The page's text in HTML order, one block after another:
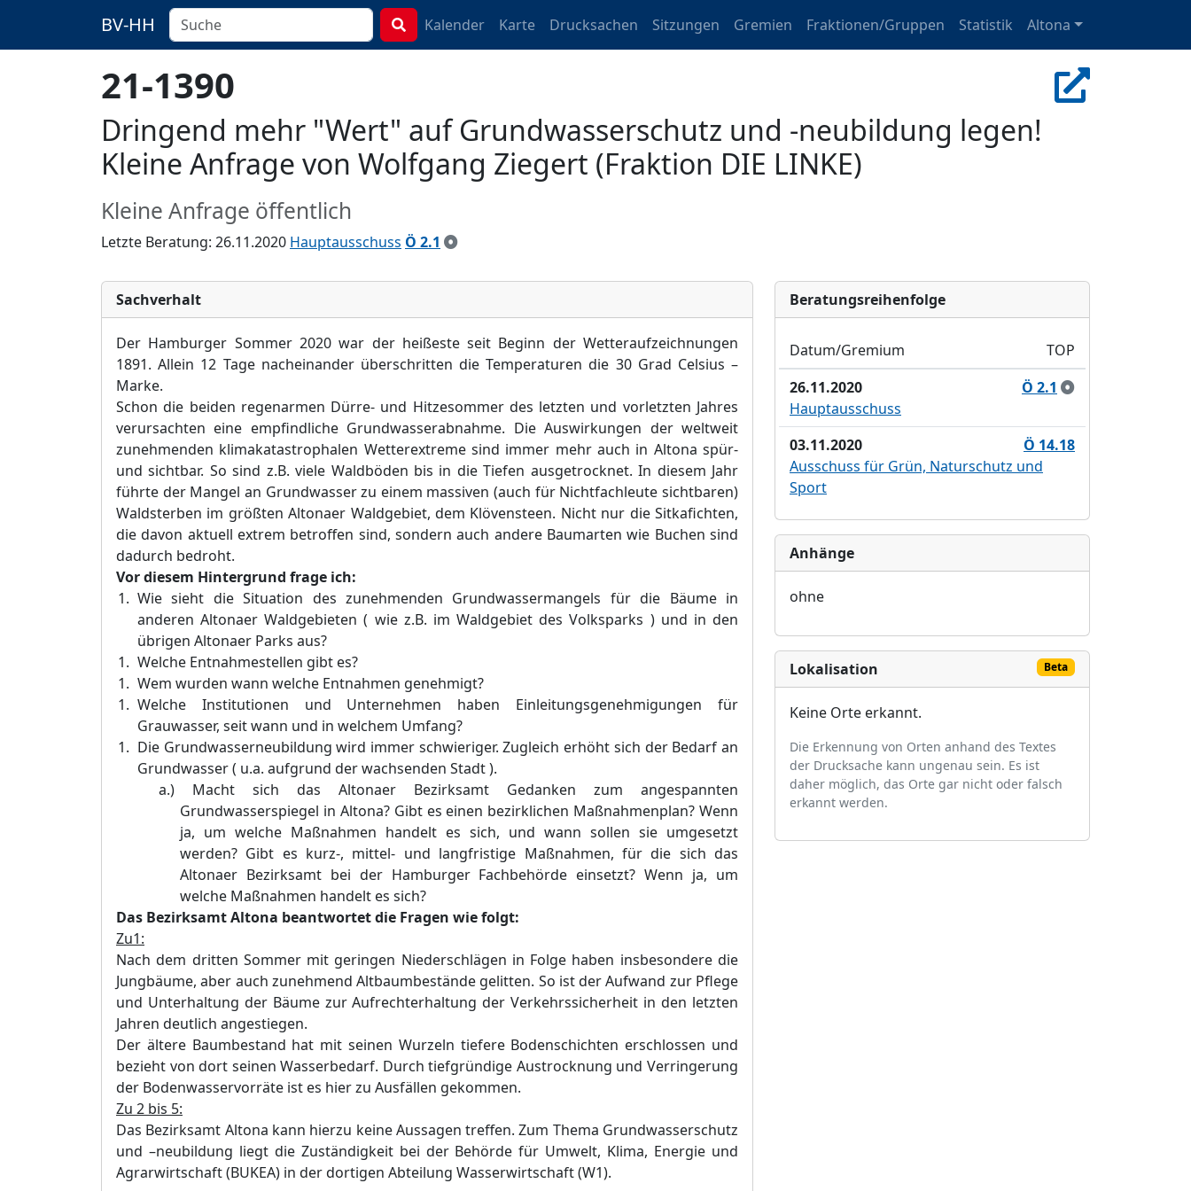
BV-HH Kalender Karte Drucksachen Sitzungen Gremien Fraktionen/Gruppen Statistik Altona
21-1390
Dringend mehr "Wert" auf Grundwasserschutz und -neubildung legen!
Kleine Anfrage von Wolfgang Ziegert (Fraktion DIE LINKE)
Kleine Anfrage öffentlich
Letzte Beratung: 26.11.2020 Hauptausschuss Ö 2.1
Sachverhalt
Der Hamburger Sommer 2020 war der heißeste seit Beginn der Wetteraufzeichnungen
1891. Allein 12 Tage nacheinander überschritten die Temperaturen die 30 Grad Celsius –
Marke.
Schon die beiden regenarmen Dürre- und Hitzesommer des letzten und vorletzten Jahres
verursachten eine empfindliche Grundwasserabnahme. Die Auswirkungen der weltweit
zunehmenden klimakatastrophalen Wetterextreme sind immer mehr auch in Altona spür-
und sichtbar. So sind z.B. viele Waldböden bis in die Tiefen ausgetrocknet. In diesem Jahr
führte der Mangel an Grundwasser zu einem massiven (auch für Nichtfachleute sichtbaren)
Waldsterben im größten Altonaer Waldgebiet, dem Klövensteen. Nicht nur die Sitkafichten,
die davon aktuell extrem betroffen sind, sondern auch andere Baumarten wie Buchen sind
dadurch bedroht.
Vor diesem Hintergrund frage ich:
Wie sieht die Situation des zunehmenden Grundwassermangels für die Bäume in
anderen Altonaer Waldgebieten ( wie z.B. im Waldgebiet des Volksparks ) und in den
übrigen Altonaer Parks aus?
Welche Entnahmestellen gibt es?
Wem wurden wann welche Entnahmen genehmigt?
Welche Institutionen und Unternehmen haben Einleitungsgenehmigungen für
Grauwasser, seit wann und in welchem Umfang?
Die Grundwasserneubildung wird immer schwieriger. Zugleich erhöht sich der Bedarf an
Grundwasser ( u.a. aufgrund der wachsenden Stadt ).
a.)
Macht sich das Altonaer Bezirksamt Gedanken zum angespannten
Grundwasserspiegel in Altona? Gibt es einen bezirklichen Maßnahmenplan? Wenn
ja, um welche Maßnahmen handelt es sich, und wann sollen sie umgesetzt
werden? Gibt es kurz-, mittel- und langfristige Maßnahmen, für die sich das
Altonaer Bezirksamt bei der Hamburger Fachbehörde einsetzt? Wenn ja, um
welche Maßnahmen handelt es sich?
Das Bezirksamt Altona beantwortet die Fragen wie folgt:
Zu1:
Nach dem dritten Sommer mit geringen Niederschlägen in Folge haben insbesondere die
Jungbäume, aber auch zunehmend Altbaumbestände gelitten. So ist der Aufwand zur Pflege
und Unterhaltung der Bäume zur Aufrechterhaltung der Verkehrssicherheit in den letzten
Jahren deutlich angestiegen.
Der ältere Baumbestand hat mit seinen Wurzeln tiefere Bodenschichten erschlossen und
bezieht von dort seinen Wasserbedarf. Durch tiefgründige Austrocknung und Verringerung
der Bodenwasservorräte ist es hier zu Ausfällen gekommen.
Zu 2 bis 5:
Das Bezirksamt Altona kann hierzu keine Aussagen treffen. Zum Thema Grundwasserschutz
und –neubildung liegt die Zuständigkeit bei der Behörde für Umwelt, Klima, Energie und
Agrarwirtschaft (BUKEA) in der dortigen Abteilung Wasserwirtschaft (W1).
Bera­tungs­reihen­folge
Datum/Gremium
TOP
26.11.2020
Ö 2.1
Hauptausschuss
03.11.2020
Ö 14.18
Ausschuss für Grün, Naturschutz und
Sport
Anhänge
ohne
Lokalisation Beta
Keine Orte erkannt.
Die Erkennung von Orten anhand des Textes
der Drucksache kann ungenau sein. Es ist
daher möglich, das Orte gar nicht oder falsch
erkannt werden.